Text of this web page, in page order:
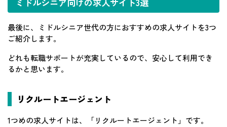
最後に、ミドルシニア世代の方におすすめの求人サイトを3つ
ご紹介します。
どれも転職サポートが充実しているので、安心して利用でき
るかと思います。
リクルートエージェント
1つめの求人サイトは、「リクルートエージェント」です。